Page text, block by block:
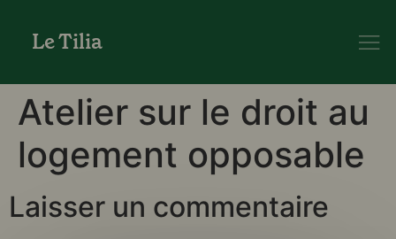
Le Tilia
Atelier sur le droit au
logement opposable
Laisser un commentaire